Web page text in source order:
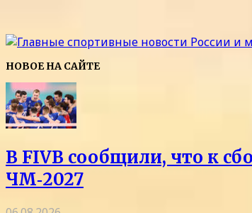
НОВОЕ НА САЙТЕ
В FIVB сообщили, что к
ЧМ‑2027